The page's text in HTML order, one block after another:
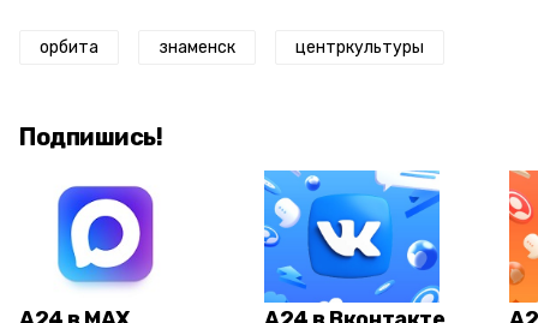
орбита знаменск центркультуры
Подпишись!